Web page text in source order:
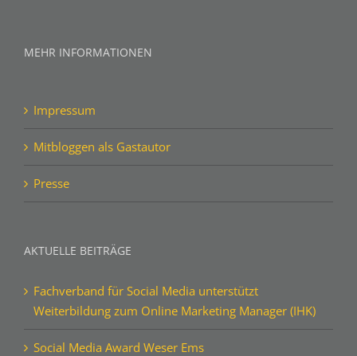
MEHR INFORMATIONEN
Impressum
Mitbloggen als Gastautor
Presse
AKTUELLE BEITRÄGE
Fachverband für Social Media unterstützt
Weiterbildung zum Online Marketing Manager (IHK)
Social Media Award Weser Ems